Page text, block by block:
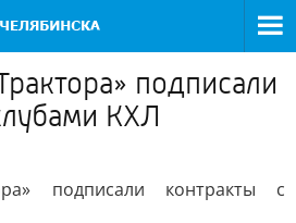
подписали
КХЛ
подписали контракты с